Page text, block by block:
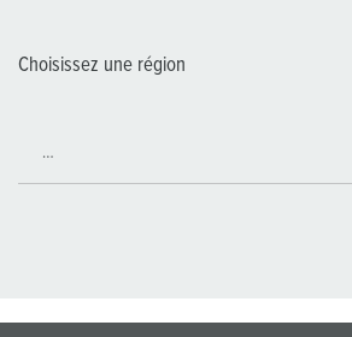
Choisissez une région